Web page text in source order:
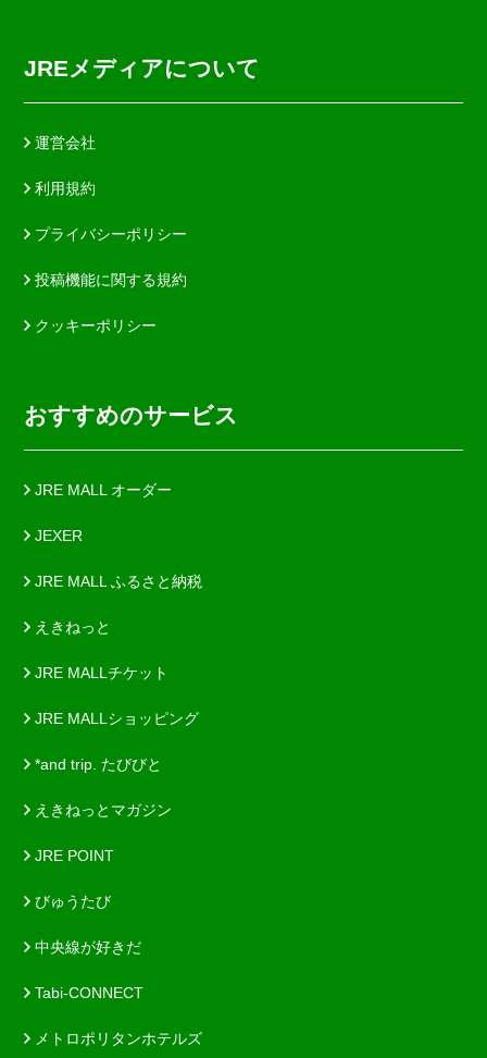
JREメディアについて
運営会社
利用規約
プライバシーポリシー
投稿機能に関する規約
クッキーポリシー
おすすめのサービス
JRE MALL オーダー
JEXER
JRE MALL ふるさと納税
えきねっと
JRE MALLチケット
JRE MALLショッピング
*and trip. たびびと
えきねっとマガジン
JRE POINT
びゅうたび
中央線が好きだ
Tabi-CONNECT
メトロポリタンホテルズ